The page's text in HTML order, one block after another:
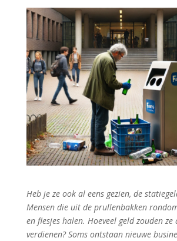
Heb je ze ook al eens gezien, de
Mensen die uit de prullenbakken
en flesjes halen. Hoeveel geld zouden ze
verdienen? Soms ontstaan nieuwe